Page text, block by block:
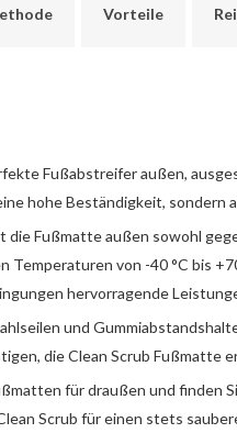
Vorteile
Fußabstreifer außen,
hohe Beständigkeit, sondern
Fußmatte außen sowohl
von -40 °C bis
hervorragende
und
die Clean Scrub Fußmatte
für draußen und finden
Scrub für einen stets